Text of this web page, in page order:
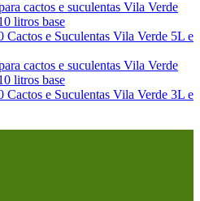
Cactos e Suculentas Vila Verde 5L e
Cactos e Suculentas Vila Verde 3L e